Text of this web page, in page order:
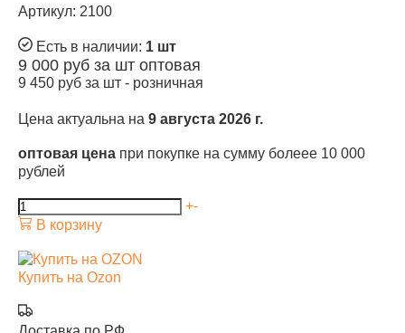
Артикул: 2100
Есть в наличии: 1 шт
9 000 руб за шт оптовая
9 450 руб за шт - розничная
Цена актуальна на 9 августа 2026 г.
оптовая цена при покупке на сумму болеее 10 000
рублей
+-
В корзину
Купить на Ozon